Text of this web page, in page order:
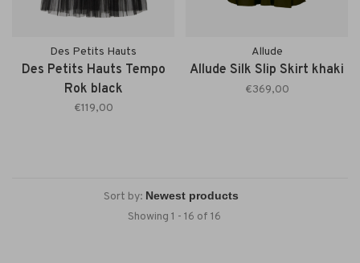
Des Petits Hauts
Des Petits Hauts Tempo
Rok black
€119,00
Allude
Allude Silk Slip Skirt khaki
€369,00
Sort by:
Showing 1 - 16 of 16